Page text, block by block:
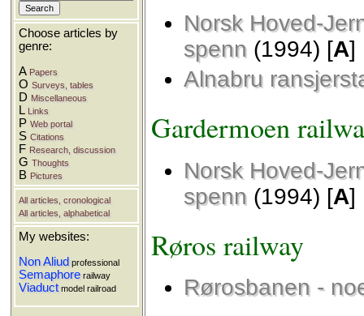
Choose articles by
genre:
A Papers
OSurveys, tables
D Miscellaneous
L Links
PWeb portal
SCitations
F Research, discussion
GThoughts
B Pictures
All articles, cronological
All articles, alphabetical
My websites:
Non Aliud professional
Semaphore railway
Viaduct model railroad
Norsk Hoved-
spenn(1994) [A]
Alnabru
Gardermoen
Norsk Hoved-
spenn(1994) [A]
Røros railway
Rørosbanen -